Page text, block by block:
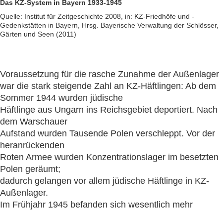
Das KZ-System in Bayern 1933-1945
Quelle: Institut für Zeitgeschichte 2008, in: KZ-Friedhöfe und -
Gedenkstätten in Bayern, Hrsg. Bayerische Verwaltung der Schlösser,
Gärten und Seen (2011)
Voraussetzung für die rasche Zunahme der Außenlager
war die stark steigende Zahl an KZ-Häftlingen: Ab dem
Sommer 1944 wurden jüdische
Häftlinge aus Ungarn ins Reichsgebiet deportiert. Nach
dem Warschauer
Aufstand wurden Tausende Polen verschleppt. Vor der
heranrückenden
Roten Armee wurden Konzentrationslager im besetzten
Polen geräumt;
dadurch gelangen vor allem jüdische Häftlinge in KZ-
Außenlager.
Im Frühjahr 1945 befanden sich wesentlich mehr